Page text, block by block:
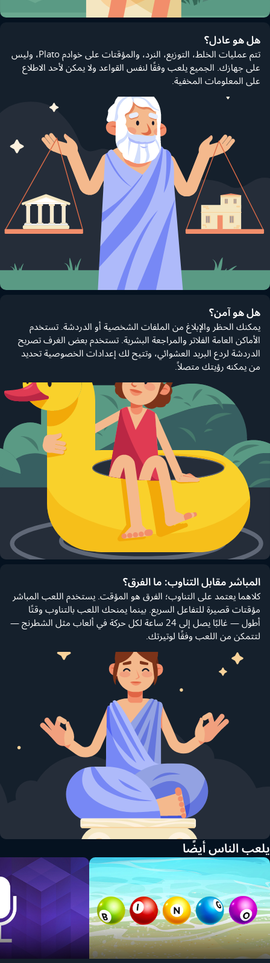
هل هو عادل؟
تتم عمليات الخلط، التوزيع، النرد، والمؤقتات على خوادم Plato، وليس
على جهازك. الجميع يلعب وفقًا لنفس القواعد ولا يمكن لأحد الاطلاع
على المعلومات المخفية.
هل هو آمن؟
يمكنك الحظر والإبلاغ من الملفات الشخصية أو الدردشة. تستخدم
الأماكن العامة الفلاتر والمراجعة البشرية. تستخدم بعض الغرف تصريح
الدردشة لردع البريد العشوائي، وتتيح لك إعدادات الخصوصية تحديد
من يمكنه رؤيتك متصلاً.
المباشر مقابل التناوب: ما الفرق؟
كلاهما يعتمد على التناوب؛ الفرق هو المؤقت. يستخدم اللعب المباشر
مؤقتات قصيرة للتفاعل السريع. بينما يمنحك اللعب بالتناوب وقتًا
أطول — غالبًا يصل إلى 24 ساعة لكل حركة في ألعاب مثل الشطرنج —
لتتمكن من اللعب وفقًا لوتيرتك.
يلعب الناس أيضًا